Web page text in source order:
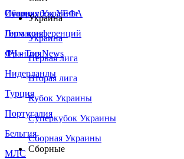
Сборная Украины
Италия
Германия
Франция
Нидерланды
Турция
Португалия
Бельгия
МЛС
Суперкубок УЕФА
Лига конференций
ЛЧ - Top News
Украина
Украина
Первая лига
Вторая лига
Кубок Украины
Суперкубок Украины
Сборная Украины
Сборные